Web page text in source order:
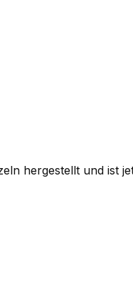
hergestellt und ist